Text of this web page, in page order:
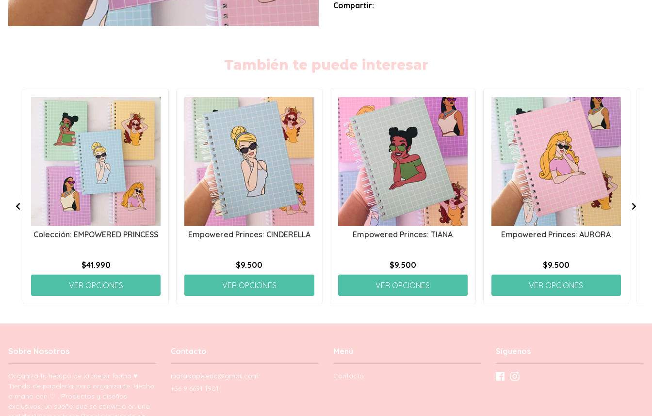
Compartir:
También te puede interesar
Colección: EMPOWERED PRINCESS
$41.990
VER OPCIONES
Empowered Princes: CINDERELLA
$9.500
VER OPCIONES
Empowered Princes: TIANA
$9.500
VER OPCIONES
Empowered Princes: AURORA
$9.500
VER OPCIONES
Sobre Nosotros
Organiza tu tiempo de la mejor forma ♥.
Tienda de papelería para organizarte. Hecho
a mano con ♡ . Productos y diseños
exclusivos, un sueño que se convirtió en una
Contacto
inarapapeleria@gmail.com
+56 9 6691 1901
Menú
Contacto
Síguenos